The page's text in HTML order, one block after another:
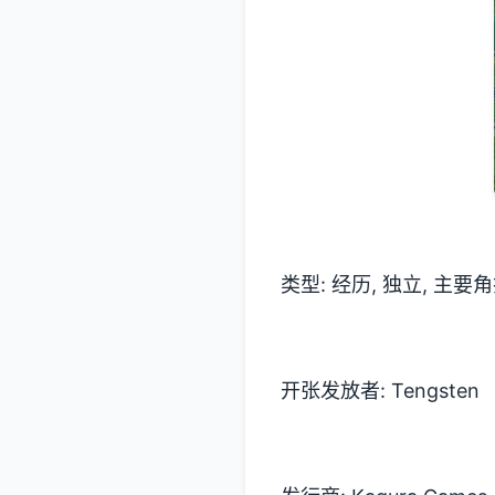
类型: 经历, 独立, 主要
开张发放者: Tengsten